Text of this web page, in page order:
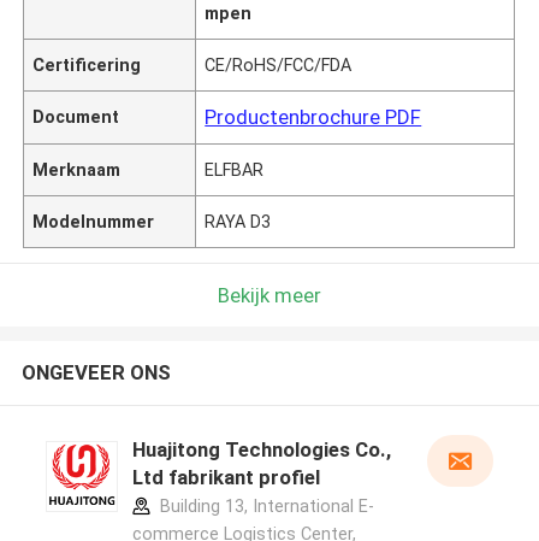
mpen
Certificering CE/RoHS/FCC/FDA
Document Productenbrochure PDF
Merknaam ELFBAR
Modelnummer RAYA D3
Bekijk meer
ONGEVEER ONS
Huajitong Technologies Co.,
Ltd fabrikant profiel
Building 13, International E-
commerce Logistics Center,